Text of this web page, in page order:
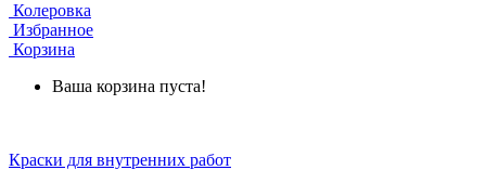
Колеровка
Избранное
Корзина
Ваша корзина пуста!
Краски для внутренних работ